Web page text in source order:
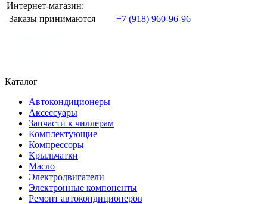
Интернет-магазин:
Заказы принимаются
+7 (918) 960-96-96
Каталог
Автокондиционеры
Аксессуары
Запчасти к чиллерам
Комплектующие
Компрессоры
Крыльчатки
Масло
Электродвигатели
Электронные компоненты
Ремонт автокондиционеров